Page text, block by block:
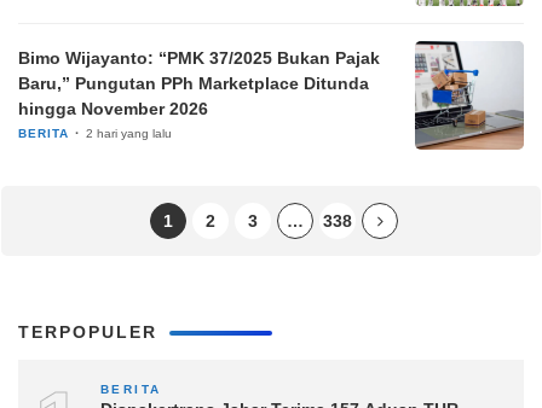
Bimo Wijayanto: “PMK 37/2025 Bukan Pajak
Baru,” Pungutan PPh Marketplace Ditunda
hingga November 2026
BERITA 2 hari yang lalu
1 2 3 … 338
TERPOPULER
BERITA